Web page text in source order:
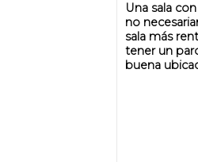
Una sala
no
sala más
tener un
buena